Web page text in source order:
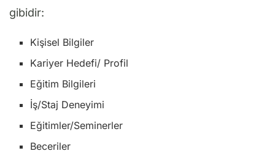
gibidir:
Kişisel Bilgiler
Kariyer Hedefi/ Profil
Eğitim Bilgileri
İş/Staj Deneyimi
Eğitimler/Seminerler
Beceriler